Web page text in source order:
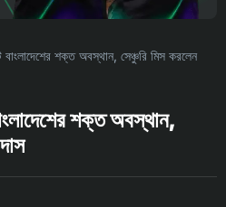
বাংলাদেশের শক্ত অবস্থান, সেঞ্চুরি মিস করলেন
শক্ত অবস্থান,